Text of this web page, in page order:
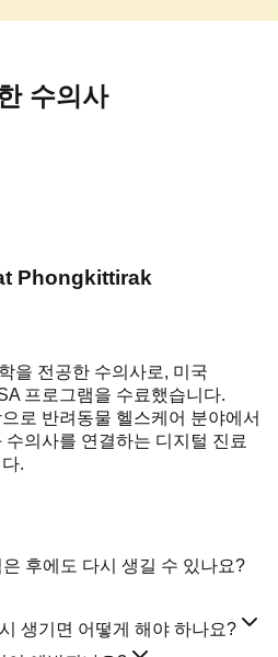
수의사
Phongkittirak
을 전공한 수의사로, 미국
프로그램을 수료했습니다.
로 반려동물 헬스케어 분야에서
의사를 연결하는 디지털 진료
.
후에도 다시 생길 수 있나요?
생기면 어떻게 해야 하나요?